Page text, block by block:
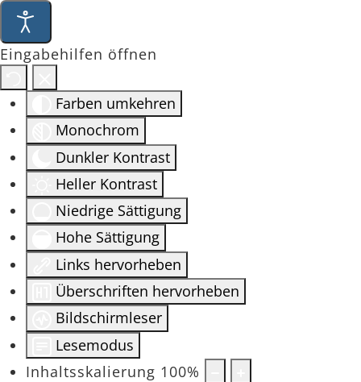
Eingabehilfen öffnen
Farben umkehren
Monochrom
Dunkler Kontrast
Heller Kontrast
Niedrige Sättigung
Hohe Sättigung
Links hervorheben
Überschriften hervorheben
Bildschirmleser
Lesemodus
Inhaltsskalierung 100%